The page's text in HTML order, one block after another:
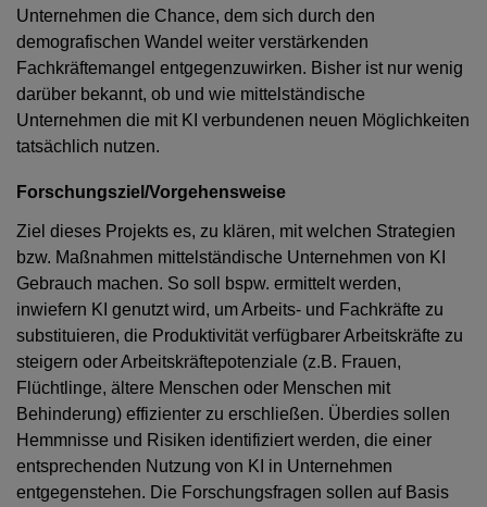
Unternehmen die Chance, dem sich durch den
demografischen Wandel weiter verstärkenden
Fachkräftemangel entgegenzuwirken. Bisher ist nur wenig
darüber bekannt, ob und wie mittelständische
Unternehmen die mit KI verbundenen neuen Möglichkeiten
tatsächlich nutzen.
Forschungsziel/Vorgehensweise
Ziel dieses Projekts es, zu klären, mit welchen Strategien
bzw. Maßnahmen mittelständische Unternehmen von KI
Gebrauch machen. So soll bspw. ermittelt werden,
inwiefern KI genutzt wird, um Arbeits- und Fachkräfte zu
substituieren, die Produktivität verfügbarer Arbeitskräfte zu
steigern oder Arbeitskräftepotenziale (z.B. Frauen,
Flüchtlinge, ältere Menschen oder Menschen mit
Behinderung) effizienter zu erschließen. Überdies sollen
Hemmnisse und Risiken identifiziert werden, die einer
entsprechenden Nutzung von KI in Unternehmen
entgegenstehen. Die Forschungsfragen sollen auf Basis